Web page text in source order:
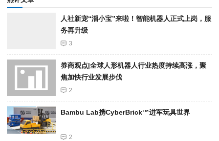
人社新宠“淄小宝”来啦！智能机器人正式上岗，服
务再升级
3
券商观点|全球人形机器人行业热度持续高涨，聚
焦加快行业发展步伐
2
Bambu Lab携Cyber​​Brick™进军玩具世界
2